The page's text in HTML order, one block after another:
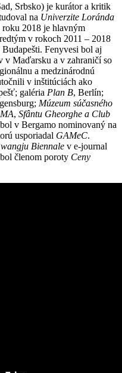
Srbsko) je kurátor a kritik
na Univerzite Loránda
roku 2018 je hlavným
v rokoch 2011 – 2018
Budapešti. Fenyvesi bol aj
v Maďarsku a v zahraničí so
a medzinárodnú
v inštitúciách ako
galéria Plan B, Berlín;
Múzeum súčasného
, Sfântu Gheorghe a Club
v Bergamo nominovaný na
usporiadal GAMeC.
Biennale v e-journal
členom poroty Ceny